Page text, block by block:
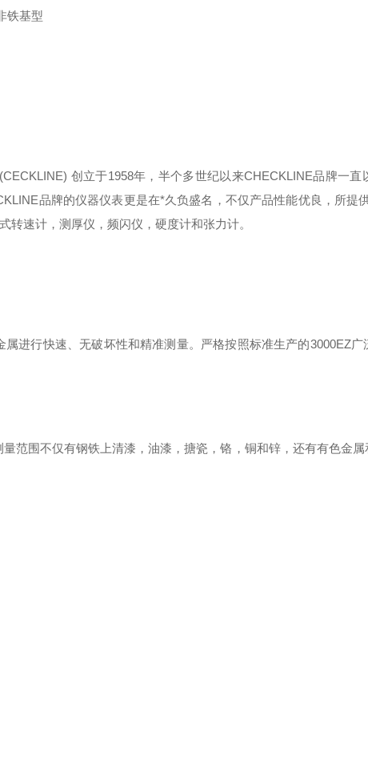
铁基型
(CECKLINE) 创立于1958年，半个多世纪以来CHECKLINE品牌一直
品牌的仪器仪表更是在*久负盛名，不仅产品性能优良，所提
转速计，测厚仪，频闪仪，硬度计和张力计。
进行快速、无破坏性和精准测量。严格按照标准生产的3000EZ
范围不仅有钢铁上清漆，油漆，搪瓷，铬，铜和锌，还有有色金